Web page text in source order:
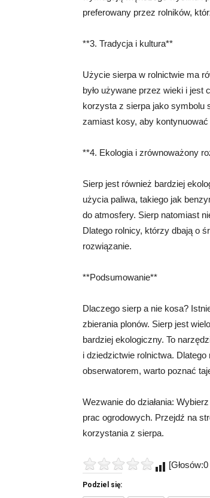
preferowany przez rolników,
**3. Tradycja i kultura**
Użycie sierpa w rolnictwie ma
było używane przez wieki i jest
korzysta z sierpa jako symbolu
zamiast kosy, aby
**4. Ekologia i zrównoważony
Sierp jest również bardziej
użycia paliwa, takiego jak
do atmosfery. Sierp natomiast
Dlatego rolnicy, którzy dbają o
rozwiązanie.
**Podsumowanie**
Dlaczego sierp a nie kosa?
zbierania plonów. Sierp jest
bardziej ekologiczny. To
i dziedzictwie rolnictwa.
obserwatorem, warto poznać
Wezwanie do działania:
prac ogrodowych. Przejdź na
korzystania z sierpa.
Podziel się: